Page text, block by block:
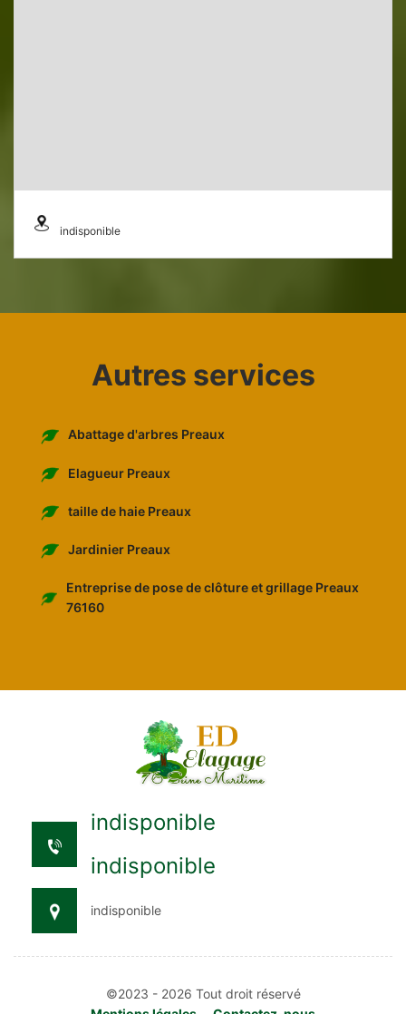
indisponible
Autres services
Abattage d'arbres Preaux
Elagueur Preaux
taille de haie Preaux
Jardinier Preaux
Entreprise de pose de clôture et grillage Preaux
76160
indisponible
indisponible
indisponible
©2023 - 2026 Tout droit réservé